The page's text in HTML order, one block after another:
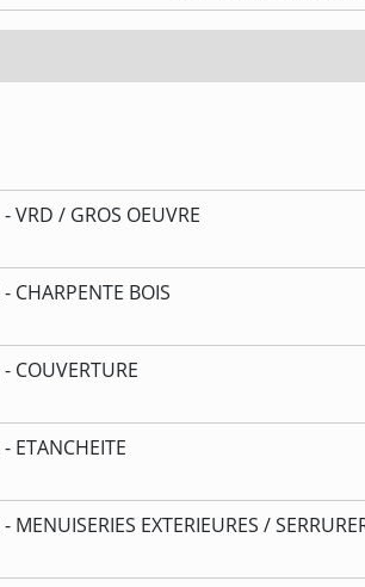
VRD / GROS OEUVRE
CHARPENTE BOIS
COUVERTURE
ETANCHEITE
EXTERIEURES /